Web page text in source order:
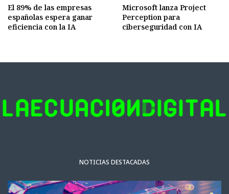
El 89% de las empresas
españolas espera ganar
eficiencia con la IA
Microsoft lanza Project
Perception para
ciberseguridad con IA
NOTICIAS DESTACADAS